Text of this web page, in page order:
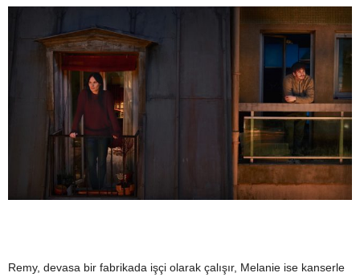
Remy, devasa bir fabrikada işçi olarak çalışır, Melanie ise kanserle